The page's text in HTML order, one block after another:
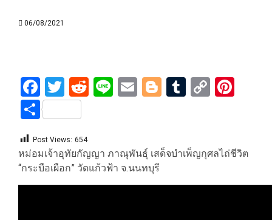
06/08/2021
Facebook
Twitter
Reddit
LineEmailBlogger
Tumblr
Copy
Share
Post Views: 654
หม่อมเจ้าอุทัยกัญญา ภาณุพันธุ์ เสด็จบำเพ็ญกุศลไถ่ชีวิต
“กระบือเผือก” วัดแก้วฟ้า จ.นนทบุรี